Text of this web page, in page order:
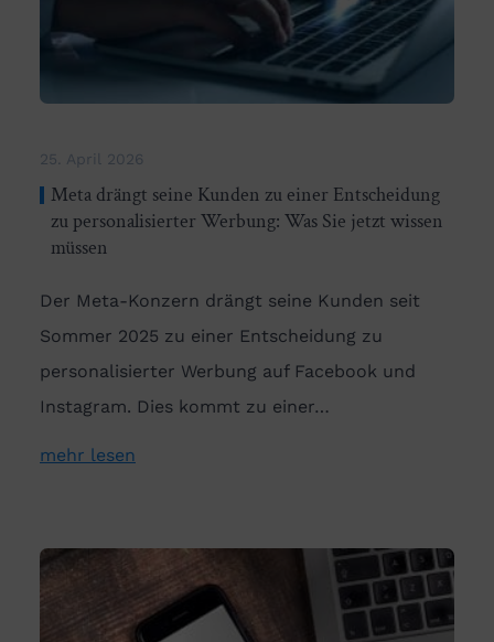
25. April 2026
Meta drängt seine Kunden zu einer Entscheidung
zu personalisierter Werbung: Was Sie jetzt wissen
müssen
Der Meta-Konzern drängt seine Kunden seit
Sommer 2025 zu einer Entscheidung zu
personalisierter Werbung auf Facebook und
Instagram. Dies kommt zu einer…
mehr lesen